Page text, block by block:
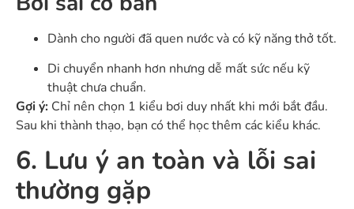
Dành cho người đã quen nước và có kỹ năng thở tốt.
Di chuyển nhanh hơn nhưng dễ mất sức nếu kỹ
thuật chưa chuẩn.
Gợi ý: Chỉ nên chọn 1 kiểu bơi duy nhất khi mới bắt đầu.
Sau khi thành thạo, bạn có thể học thêm các kiểu khác.
6. Lưu ý an toàn và lỗi sai
thường gặp